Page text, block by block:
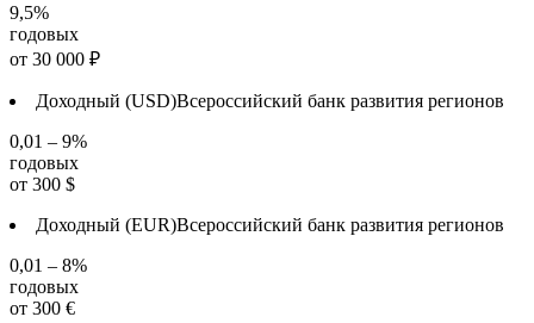
9,5%
годовых
от 30 000 ₽
Доходный (USD)Всероссийский банк развития регионов
0,01 – 9%
годовых
от 300 $
Доходный (EUR)Всероссийский банк развития регионов
0,01 – 8%
годовых
от 300 €